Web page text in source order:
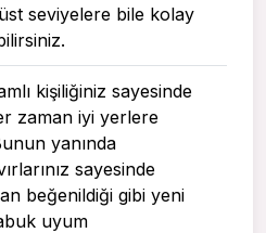
seviyelere bile kolay
kişiliğiniz sayesinde
zaman iyi yerlere
yanında
sayesinde
beğenildiği gibi yeni
uyum